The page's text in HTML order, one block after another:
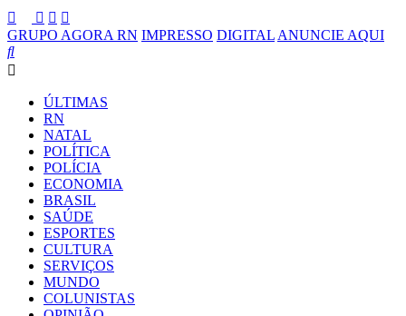
GRUPO AGORA RN IMPRESSO DIGITAL ANUNCIE AQUI
ÚLTIMAS
RN
NATAL
POLÍTICA
POLÍCIA
ECONOMIA
BRASIL
SAÚDE
ESPORTES
CULTURA
SERVIÇOS
MUNDO
COLUNISTAS